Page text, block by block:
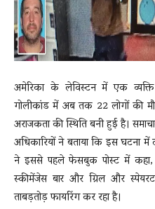
LIVE
अमेरिका के लेविस्टन में एक
गोलीकांड में अब तक 22 लोगों की
अराजकता की स्थिति बनी हुई है।
अधिकारियों ने बताया कि इस घटना
ने इससे पहले फेसबुक पोस्ट में
स्कीमेंजेस बार और ग्रिल और
ताबड़तोड़ फायरिंग कर रहा है।